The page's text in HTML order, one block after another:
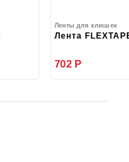
Ленты для клюшек
Лента
702 Р